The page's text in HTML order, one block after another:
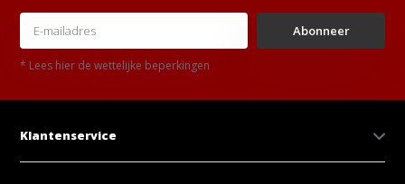
Abonneer
* Lees hier de wettelijke beperkingen
Klantenservice